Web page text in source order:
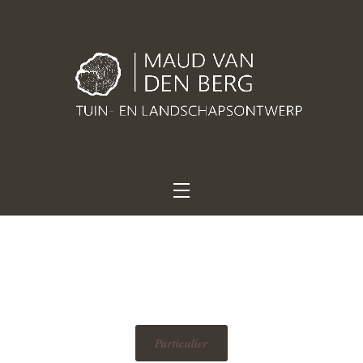
Maud van den Berg
Tuin- en
landschapsontwerp
Particulier